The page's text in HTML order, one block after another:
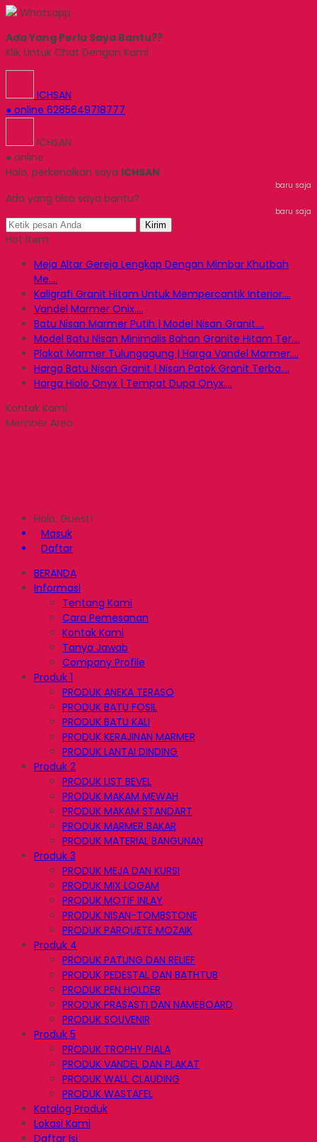
Whatsapp
Ada Yang Perlu Saya Bantu??
Klik Untuk Chat Dengan Kami
ICHSAN
● online 6285649718777
ICHSAN
● online
Halo, perkenalkan saya ICHSAN
baru saja
Ada yang bisa saya bantu?
baru saja
Kirim
Hot Item
Meja Altar Gereja Lengkap Dengan Mimbar Khutbah
Me....
Kaligrafi Granit Hitam Untuk Mempercantik Interior....
Vandel Marmer Onix....
Batu Nisan Marmer Putih | Model Nisan Granit....
Model Batu Nisan Minimalis Bahan Granite Hitam Ter....
Plakat Marmer Tulungagung | Harga Vandel Marmer....
Harga Batu Nisan Granit | Nisan Patok Granit Terba....
Harga Hiolo Onyx | Tempat Dupa Onyx....
Kontak Kami
Member Area
Halo, Guest!
Masuk
Daftar
BERANDA
Informasi
Tentang Kami
Cara Pemesanan
Kontak Kami
Tanya Jawab
Company Profile
Produk 1
PRODUK ANEKA TERASO
PRODUK BATU FOSIL
PRODUK BATU KALI
PRODUK KERAJINAN MARMER
PRODUK LANTAI DINDING
Produk 2
PRODUK LIST BEVEL
PRODUK MAKAM MEWAH
PRODUK MAKAM STANDART
PRODUK MARMER BAKAR
PRODUK MATERIAL BANGUNAN
Produk 3
PRODUK MEJA DAN KURSI
PRODUK MIX LOGAM
PRODUK MOTIF INLAY
PRODUK NISAN-TOMBSTONE
PRODUK PARQUETE MOZAIK
Produk 4
PRODUK PATUNG DAN RELIEF
PRODUK PEDESTAL DAN BATHTUB
PRODUK PEN HOLDER
PRODUK PRASASTI DAN NAMEBOARD
PRODUK SOUVENIR
Produk 5
PRODUK TROPHY PIALA
PRODUK VANDEL DAN PLAKAT
PRODUK WALL CLAUDING
PRODUK WASTAFEL
Katalog Produk
Lokasi Kami
Daftar Isi